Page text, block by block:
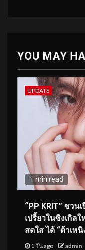
YOU MAY
UPDATE
1 min read
“PP KRIT” ชว
เปรี้ยวในซิงเกิล
สดใส ได้ “ต้าเห
1 วัน ago admin